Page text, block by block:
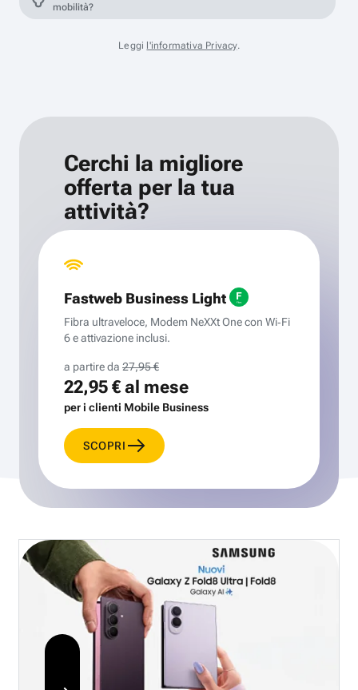
mobilità?
Leggi l'informativa Privacy.
Cerchi la migliore
offerta per la tua
attività?
Fastweb Business Light
Fibra ultraveloce, Modem NeXXt One con Wi‑Fi
6 e attivazione inclusi.
a partire da 27,95 €
22,95 €al mese
per i clienti Mobile Business
SCOPRI